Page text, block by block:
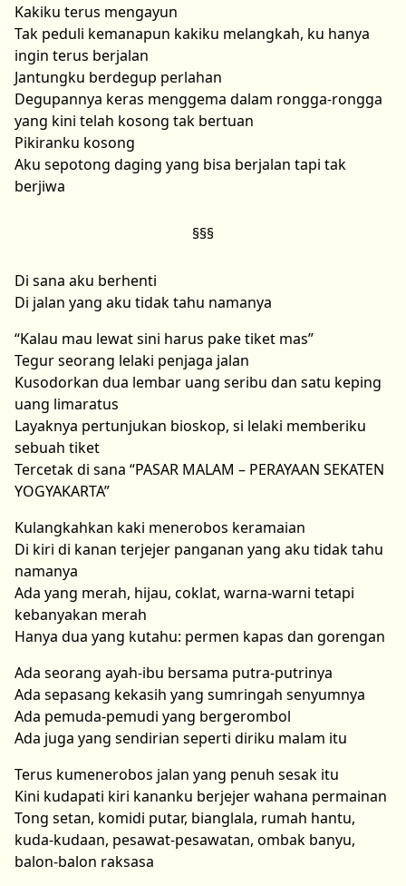
Kakiku terus mengayun
Tak peduli kemanapun kakiku melangkah, ku hanya
ingin terus berjalan
Jantungku berdegup perlahan
Degupannya keras menggema dalam rongga-rongga
yang kini telah kosong tak bertuan
Pikiranku kosong
Aku sepotong daging yang bisa berjalan tapi tak
berjiwa
Di sana aku berhenti
Di jalan yang aku tidak tahu namanya
“Kalau mau lewat sini harus pake tiket mas”
Tegur seorang lelaki penjaga jalan
Kusodorkan dua lembar uang seribu dan satu keping
uang limaratus
Layaknya pertunjukan bioskop, si lelaki memberiku
sebuah tiket
Tercetak di sana “PASAR MALAM – PERAYAAN SEKATEN
YOGYAKARTA”
Kulangkahkan kaki menerobos keramaian
Di kiri di kanan terjejer panganan yang aku tidak tahu
namanya
Ada yang merah, hijau, coklat, warna-warni tetapi
kebanyakan merah
Hanya dua yang kutahu: permen kapas dan gorengan
Ada seorang ayah-ibu bersama putra-putrinya
Ada sepasang kekasih yang sumringah senyumnya
Ada pemuda-pemudi yang bergerombol
Ada juga yang sendirian seperti diriku malam itu
Terus kumenerobos jalan yang penuh sesak itu
Kini kudapati kiri kananku berjejer wahana permainan
Tong setan, komidi putar, bianglala, rumah hantu,
kuda-kudaan, pesawat-pesawatan, ombak banyu,
balon-balon raksasa